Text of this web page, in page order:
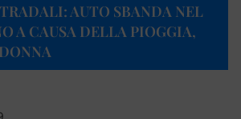
AUTO SBANDA NEL
A CAUSA DELLA PIOGGIA,